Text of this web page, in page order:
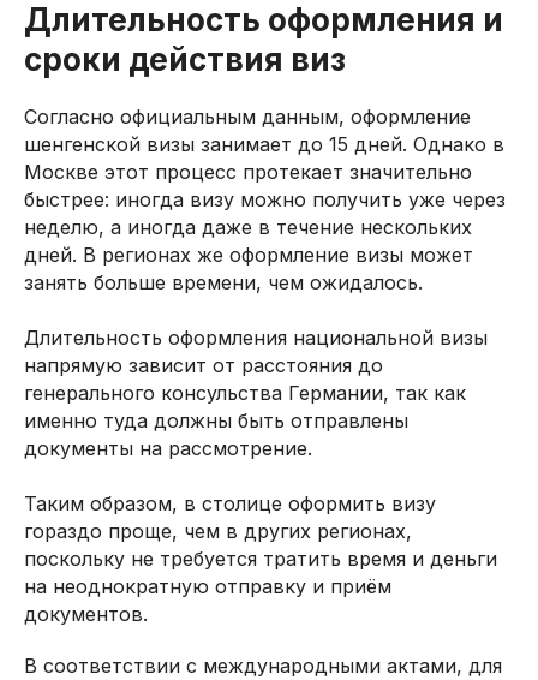
Длительность оформления и
сроки действия виз
Согласно официальным данным, оформление
шенгенской визы занимает до 15 дней. Однако в
Москве этот процесс протекает значительно
быстрее: иногда визу можно получить уже через
неделю, а иногда даже в течение нескольких
дней. В регионах же оформление визы может
занять больше времени, чем ожидалось.
Длительность оформления национальной визы
напрямую зависит от расстояния до
генерального консульства Германии, так как
именно туда должны быть отправлены
документы на рассмотрение.
Таким образом, в столице оформить визу
гораздо проще, чем в других регионах,
поскольку не требуется тратить время и деньги
на неоднократную отправку и приём
документов.
В соответствии с международными актами, для